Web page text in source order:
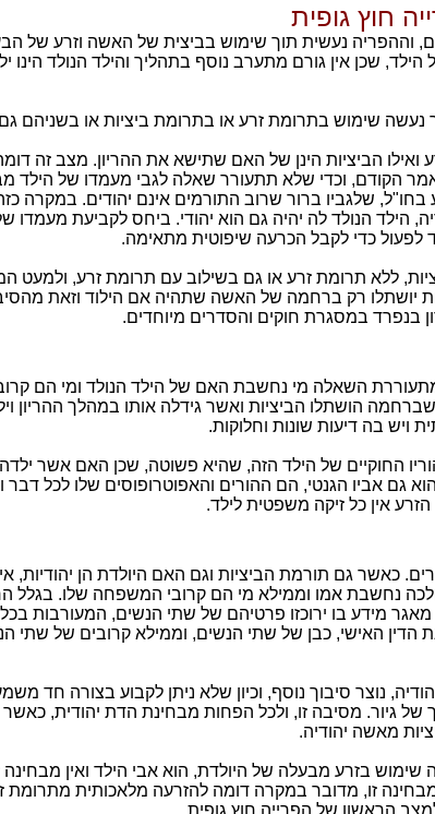
חוץ גופית
וההפריה נעשית תוך שימוש בביצית של האשה וזרע של
שכן אין גורם מתערב נוסף בתהליך והילד הנולד הינו
שימוש בתרומת זרע או בתרומת ביציות או בשניהם
הביציות הינן של האם שתישא את ההריון. מצב זה
הקודם, וכדי שלא תתעורר שאלה לגבי מעמדו של הילד
שלגביו ברור שרוב התורמים אינם יהודים. במקרה כזה,
הילד הנולד לה יהיה גם הוא יהודי. ביחס לקביעת מעמדו
לפעול כדי לקבל הכרעה שיפוטית מתאימה.
ללא תרומת זרע או גם בשילוב עם תרומת זרע, ולמעט
יושתלו רק ברחמה של האשה שתהיה אם הילוד וזאת
בנפרד במסגרת חוקים והסדרים מיוחדים.
השאלה מי נחשבת האם של הילד הנולד ומי הם
הושתלו הביציות ואשר גידלה אותו במהלך ההריון
ויש בה דיעות שונות וחלוקות.
החוקיים של הילד הזה, שהיא פשוטה, שכן האם אשר ילדה
אביו הגנטי, הם ההורים והאפוטרופוסים שלו לכל דבר
אין כל זיקה משפטית לילד.
כאשר גם תורמת הביציות וגם האם היולדת הן יהודיות,
נחשבת אמו וממילא מי הם קרובי המשפחה שלו. בגלל
מידע בו ירוכזו פרטיהם של שתי הנשים, המעורבות
הדין האישי, כבן של שתי הנשים, וממילא קרובים של שתי
נוצר סיבוך נוסף, וכיון שלא ניתן לקבוע בצורה חד
גיור. מסיבה זו, ולכל הפחות מבחינת הדת יהודית, כאשר
מאשה יהודיה.
שימוש בזרע מבעלה של היולדת, הוא אבי הילד ואין מבחינה
זו, מדובר במקרה דומה להזרעה מלאכותית מתרומת
הראשון של הפרייה חוץ גופית.